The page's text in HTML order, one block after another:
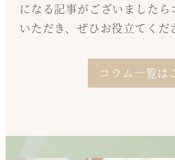
になる記事がございました
いただき、ぜひお役立てくだ
コラム一覧は